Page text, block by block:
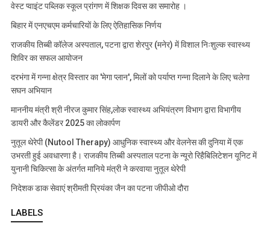
वेस्ट प्वाइंट पब्लिक स्कूल प्रांगण में शिक्षक दिवस का समारोह ।
बिहार में एनएचएम कर्मचारियों के लिए ऐतिहासिक निर्णय
राजकीय तिब्बी कॉलेज अस्पताल, पटना द्वारा शेरपुर (मनेर) में विशाल निःशुल्क स्वास्थ्य
शिविर का सफल आयोजन
दरभंगा में गन्ना क्षेत्र विस्तार का 'मेगा प्लान', मिलों को पर्याप्त गन्ना दिलाने के लिए चलेगा
सघन अभियान
माननीय मंत्री श्री नीरज कुमार सिंह,लोक स्वास्थ्य अभियंत्रण विभाग द्वारा विभागीय
डायरी और कैलेंडर 2025 का लोकार्पण
नुतूल थेरेपी (Nutool Therapy) आधुनिक स्वास्थ्य और वेलनेस की दुनिया में एक
उभरती हुई अवधारणा है। राजकीय तिब्बी अस्पताल पटना के न्यूरो रिहैबिलिटेशन यूनिट में
युनानी चिकित्सा के अंतर्गत मानिये मंत्री ने करवाया नुतूल थेरेपी
निदेशक डाक सेवाएं श्रीमती प्रियंका जैन का पटना जीपीओ दौरा
LABELS